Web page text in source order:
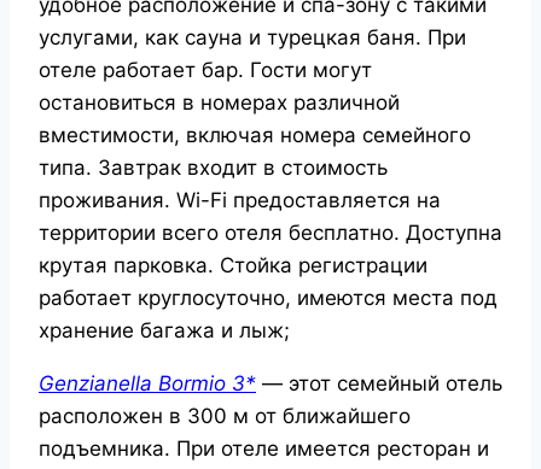
удобное расположение и спа-зону с такими
услугами, как сауна и турецкая баня. При
отеле работает бар. Гости могут
остановиться в номерах различной
вместимости, включая номера семейного
типа. Завтрак входит в стоимость
проживания. Wi-Fi предоставляется на
территории всего отеля бесплатно. Доступна
крутая парковка. Стойка регистрации
работает круглосуточно, имеются места под
хранение багажа и лыж;
Genzianella Bormio 3* — этот семейный отель
расположен в 300 м от ближайшего
подъемника. При отеле имеется ресторан и